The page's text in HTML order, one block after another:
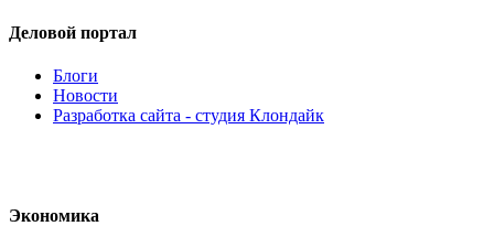
Деловой портал
Блоги
Новости
Разработка сайта - студия Клондайк
Экономика